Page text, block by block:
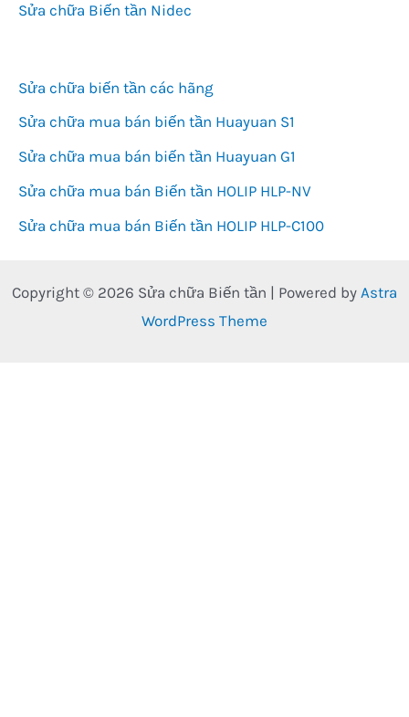
Sửa chữa Biến tần Nidec
Sửa chữa biến tần các hãng
Sửa chữa mua bán biến tần Huayuan S1
Sửa chữa mua bán biến tần Huayuan G1
Sửa chữa mua bán Biến tần HOLIP HLP-NV
Sửa chữa mua bán Biến tần HOLIP HLP-C100
Copyright © 2026 Sửa chữa Biến tần | Powered by Astra
WordPress Theme